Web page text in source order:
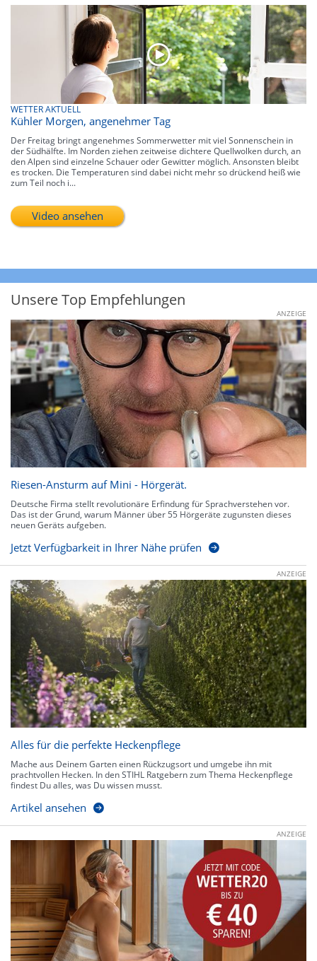
WETTER AKTUELL
Kühler Morgen, angenehmer Tag
Der Freitag bringt angenehmes Sommerwetter mit viel Sonnenschein in
der Südhälfte. Im Norden ziehen zeitweise dichtere Quellwolken durch, an
den Alpen sind einzelne Schauer oder Gewitter möglich. Ansonsten bleibt
es trocken. Die Temperaturen sind dabei nicht mehr so drückend heiß wie
zum Teil noch i...
Video ansehen
Unsere Top Empfehlungen
ANZEIGE
Riesen-Ansturm auf Mini - Hörgerät.
Deutsche Firma stellt revolutionäre Erfindung für Sprachverstehen vor.
Das ist der Grund, warum Männer über 55 Hörgeräte zugunsten dieses
neuen Geräts aufgeben.
Jetzt Verfügbarkeit in Ihrer Nähe prüfen
ANZEIGE
Alles für die perfekte Heckenpflege
Mache aus Deinem Garten einen Rückzugsort und umgebe ihn mit
prachtvollen Hecken. In den STIHL Ratgebern zum Thema Heckenpflege
findest Du alles, was Du wissen musst.
Artikel ansehen
ANZEIGE